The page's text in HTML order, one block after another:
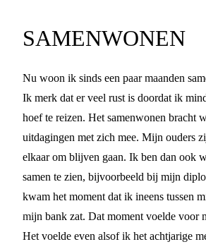
SAMENWONEN
Nu woon ik sinds een paar maanden
Ik merk dat er veel rust is doordat ik
hoef te reizen. Het samenwonen bracht
uitdagingen met zich mee. Mijn ouders
elkaar om blijven gaan. Ik ben dan ook
samen te zien, bijvoorbeeld bij mijn
kwam het moment dat ik ineens tussen
mijn bank zat. Dat moment voelde voor
Het voelde even alsof ik het achtjarige